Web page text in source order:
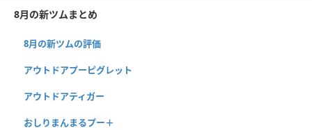
8月の新ツムまとめ
8月の新ツムの評価
アウトドアプーピグレット
アウトドアティガー
おしりまんまるプー＋